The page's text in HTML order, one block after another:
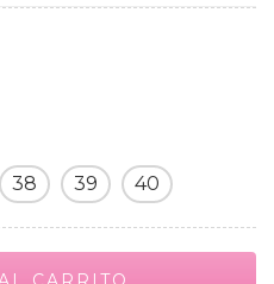
38 39 40